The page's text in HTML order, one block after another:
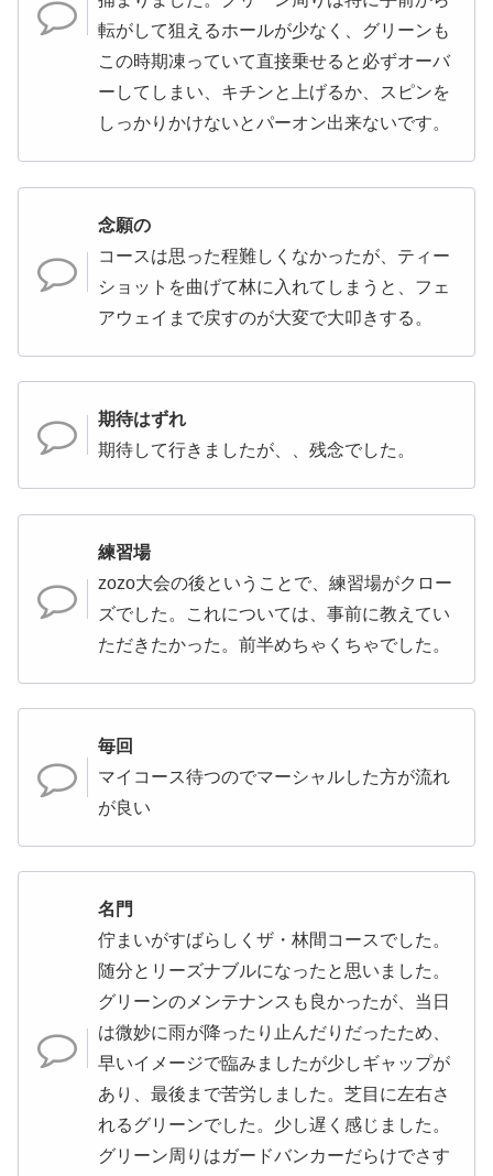
転がして狙えるホールが少なく、グリーンも
この時期凍っていて直接乗せると必ずオーバ
ーしてしまい、キチンと上げるか、スピンを
しっかりかけないとパーオン出来ないです。
念願の
コースは思った程難しくなかったが、ティー
ショットを曲げて林に入れてしまうと、フェ
アウェイまで戻すのが大変で大叩きする。
期待はずれ
期待して行きましたが、、残念でした。
練習場
zozo大会の後ということで、練習場がクロー
ズでした。これについては、事前に教えてい
ただきたかった。前半めちゃくちゃでした。
毎回
マイコース待つのでマーシャルした方が流れ
が良い
名門
佇まいがすばらしくザ・林間コースでした。
随分とリーズナブルになったと思いました。
グリーンのメンテナンスも良かったが、当日
は微妙に雨が降ったり止んだりだったため、
早いイメージで臨みましたが少しギャップが
あり、最後まで苦労しました。芝目に左右さ
れるグリーンでした。少し遅く感じました。
グリーン周りはガードバンカーだらけでさす